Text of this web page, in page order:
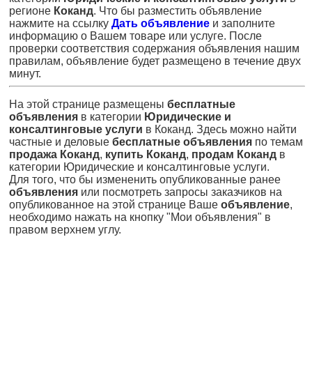
регионе Коканд. Что бы разместить объявление
нажмите на ссылку Дать объявление и заполните
информацию о Вашем товаре или услуге. После
проверки соответствия содержания объявления нашим
правилам, объявление будет размещено в течение двух
минут.
На этой странице размещены бесплатные
объявления в категории Юридические и
консалтинговые услуги в Коканд. Здесь можно найти
частные и деловые бесплатные объявления по темам
продажа Коканд, купить Коканд, продам Коканд в
категории Юридические и консалтинговые услуги.
Для того, что бы измененить опубликованные ранее
объявления или посмотреть запросы заказчиков на
опубликованное на этой странице Ваше объявление,
необходимо нажать на кнопку "Мои объявления" в
правом верхнем углу.